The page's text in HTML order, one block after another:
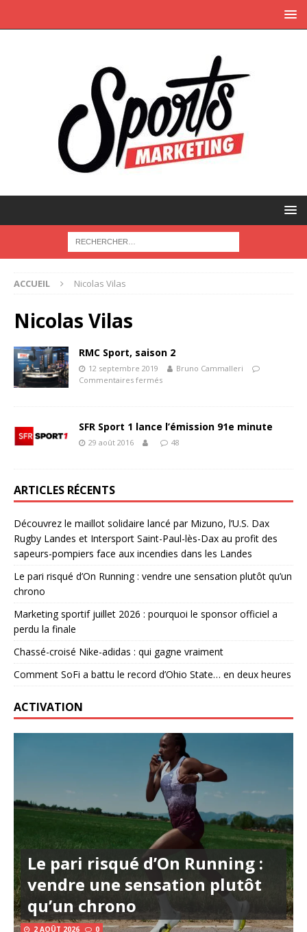
ACCUEIL Nicolas Vilas
Nicolas Vilas
RMC Sport, saison 2
12 septembre 2019
Bruno Cammalleri
Commentaires fermés
SFR Sport 1 lance l’émission 91e minute
29 août 2016 48
ARTICLES RÉCENTS
Découvrez le maillot solidaire lancé par Mizuno, l’U.S. Dax
Rugby Landes et Intersport Saint-Paul-lès-Dax au profit des
sapeurs-pompiers face aux incendies dans les Landes
Le pari risqué d’On Running : vendre une sensation plutôt qu’un
chrono
Marketing sportif juillet 2026 : pourquoi le sponsor officiel a
perdu la finale
Chassé-croisé Nike-adidas : qui gagne vraiment
Comment SoFi a battu le record d’Ohio State… en deux heures
ACTIVATION
Le pari risqué d’On Running :
vendre une sensation plutôt
qu’un chrono
2 AOÛT 2026 0